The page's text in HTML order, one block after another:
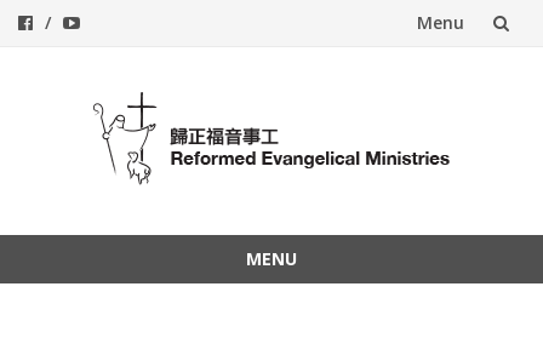
Menu
MENU